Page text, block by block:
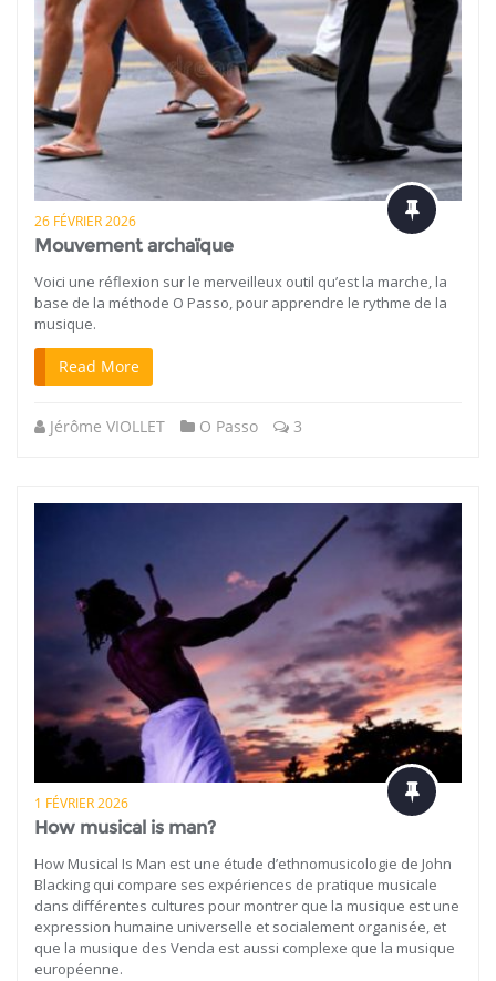
26 FÉVRIER 2026
Mouvement archaïque
Voici une réflexion sur le merveilleux outil qu’est la marche, la
base de la méthode O Passo, pour apprendre le rythme de la
musique.
Read More
Jérôme VIOLLET O Passo 3
1 FÉVRIER 2026
How musical is man?
How Musical Is Man est une étude d’ethnomusicologie de John
Blacking qui compare ses expériences de pratique musicale
dans différentes cultures pour montrer que la musique est une
expression humaine universelle et socialement organisée, et
que la musique des Venda est aussi complexe que la musique
européenne.